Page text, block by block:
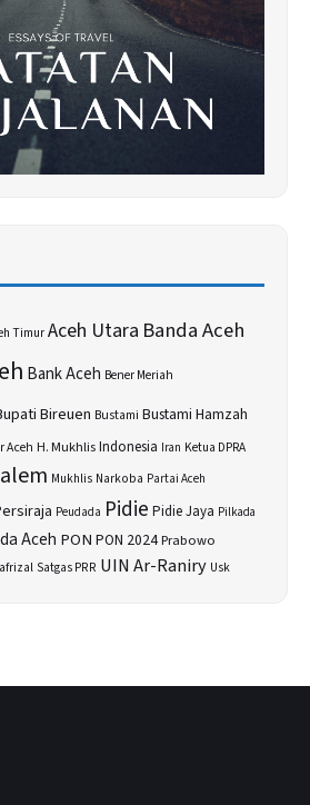
TimurAceh Utara Banda Aceh
Bank Aceh Bener Meriah
Bireuen Bustami Bustami Hamzah
Aceh H. MukhlisIndonesia Iran Ketua DPRA
Mukhlis Narkoba Partai Aceh
Peudada Pidie Pidie Jaya Pilkada
Aceh PON PON 2024Prabowo
Satgas PRR UIN Ar-Raniry Usk